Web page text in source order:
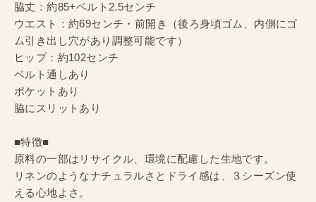
脇丈：約85+ベルト2.5センチ
ウエスト：約69センチ・前開き（後ろ身頃ゴム、内側にゴ
ム引き出し穴があり調整可能です）
ヒップ：約102センチ
ベルト通しあり
ポケットあり
脇にスリットあり
■特徴■
原料の一部はリサイクル、環境に配慮した生地です。
リネンのようなナチュラルさとドライ感は、３シーズン使
える心地よさ。